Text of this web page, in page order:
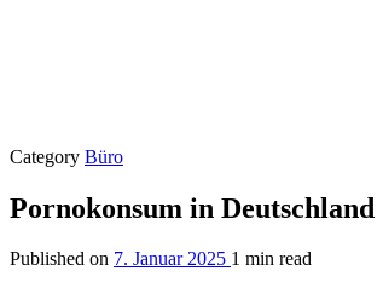
Category Büro
Pornokonsum in
Published on 7. Januar 2025 1 min read